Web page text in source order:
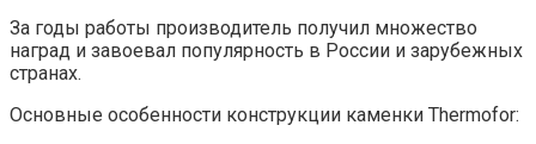
За годы работы производитель получил множество
наград и завоевал популярность в России и зарубежных
странах.
Основные особенности конструкции каменки Thermofor: